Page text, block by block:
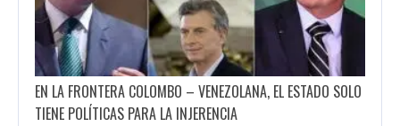
EN LA FRONTERA COLOMBO – VENEZOLANA, EL ESTADO SOLO
TIENE POLÍTICAS PARA LA INJERENCIA